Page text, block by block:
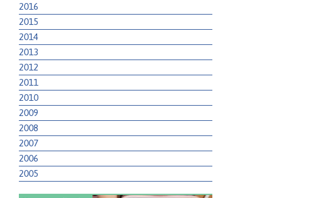
2016
2015
2014
2013
2012
2011
2010
2009
2008
2007
2006
2005